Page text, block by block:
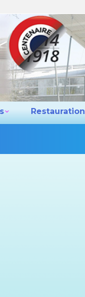
Restauration
Actions et Projets